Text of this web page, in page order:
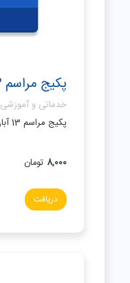
پکیج مراسم 13 آبان
خدماتی و آموزشی
پکیج مراسم 13 آبان
8,000 تومان
دریافت